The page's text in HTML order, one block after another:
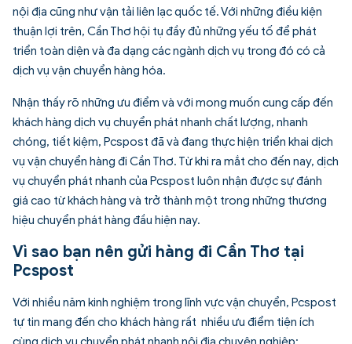
nội địa cũng như vận tải liên lạc quốc tế. Với những điều kiện
thuận lợi trên, Cần Thơ hội tụ đầy đủ những yếu tố để phát
triển toàn diện và đa dạng các ngành dịch vụ trong đó có cả
dịch vụ vận chuyển hàng hóa.
Nhận thấy rõ những ưu điểm và với mong muốn cung cấp đến
khách hàng dịch vụ chuyển phát nhanh chất lượng, nhanh
chóng, tiết kiệm, Pcspost đã và đang thực hiện triển khai dịch
vụ vận chuyển hàng đi Cần Thơ. Từ khi ra mắt cho đến nay, dịch
vụ chuyển phát nhanh của Pcspost luôn nhận được sự đánh
giá cao từ khách hàng và trở thành một trong những thương
hiệu chuyển phát hàng đầu hiện nay.
Vì sao bạn nên gửi hàng đi Cần Thơ tại
Pcspost
Với nhiều năm kinh nghiệm trong lĩnh vực vận chuyển, Pcspost
tự tin mang đến cho khách hàng rất nhiều ưu điểm tiện ích